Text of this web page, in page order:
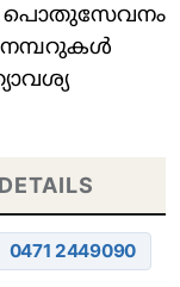
പൊതുസേവനം
നമ്പറുകൾ
0471 2449090